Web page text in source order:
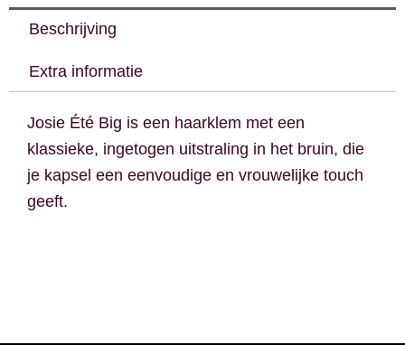
Beschrijving
Extra informatie
Josie Été Big is een haarklem met een
klassieke, ingetogen uitstraling in het bruin, die
je kapsel een eenvoudige en vrouwelijke touch
geeft.